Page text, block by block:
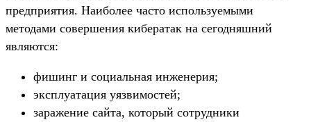
предприятия. Наиболее часто используемыми
методами совершения кибератак на сегодняшний
являются:
фишинг и социальная инженерия;
эксплуатация уязвимостей;
заражение сайта, который сотрудники